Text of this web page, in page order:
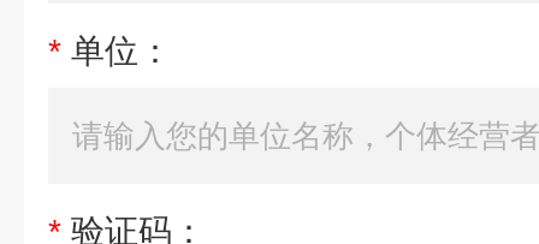
* 单位：
* 验证码：